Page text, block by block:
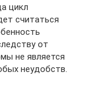
цикл
считаться
от
не является
неудобств.